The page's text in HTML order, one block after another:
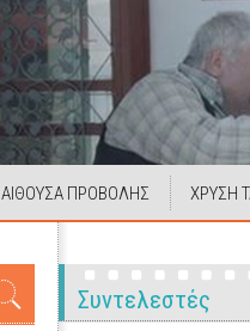
ΑΙΘΟΥΣΑ ΠΡΟΒΟΛΗΣ ΧΡΥΣΗ
Συντελεστές